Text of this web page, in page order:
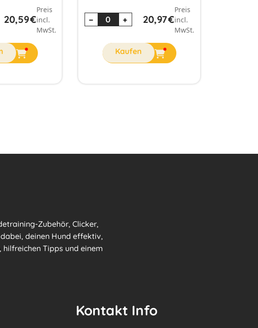
20,59€
Preis
incl.
MwSt.
− + 20,97€
Preis
incl.
MwSt.
Zubehör, Clicker,
deinen Hund effektiv,
Tipps und einem
Kontakt Info